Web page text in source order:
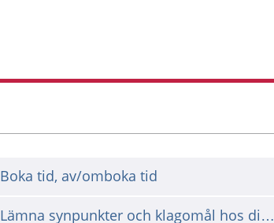
Boka tid, av/omboka tid
Lämna synpunkter och klagomål hos din vårdgivare